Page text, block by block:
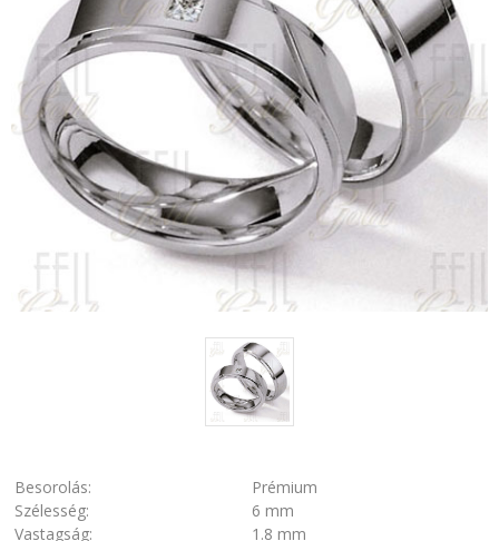
Besorolás:
Prémium
Szélesség:
6 mm
Vastagság:
1.8 mm